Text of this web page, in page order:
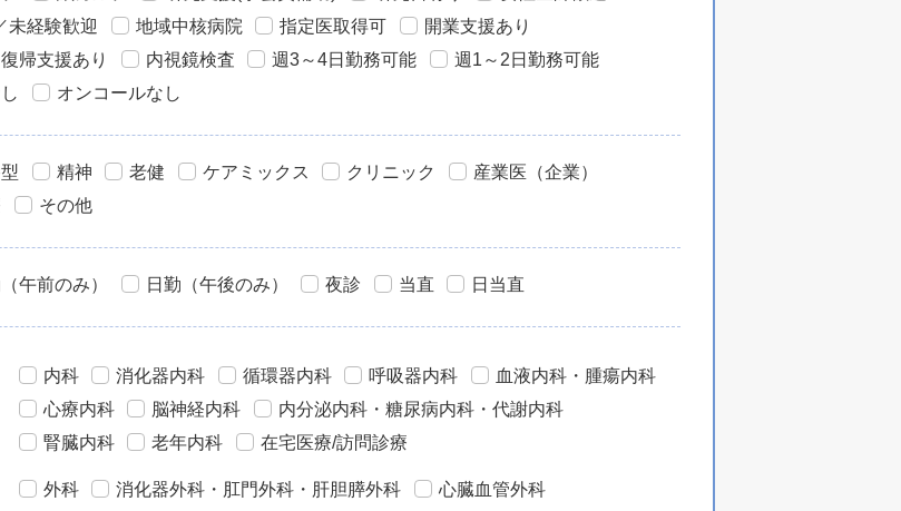
未経験歓迎 地域中核病院 指定医取得可
開業支援あり
復帰支援あり 内視鏡検査 週3～4日勤務可能
週1～2日勤務可能
オンコールなし
精神 老健 ケアミックス クリニック
産業医（企業）
その他
午前のみ） 日勤（午後のみ） 夜診 当直 日当直
内科 消化器内科 循環器内科 呼吸器内科
血液内科・腫瘍内科
心療内科
脳神経内科
内分泌内科・糖尿病内科・代謝内科
腎臓内科
老年内科 在宅医療/訪問診療
外科 消化器外科・肛門外科・肝胆膵外科
心臓血管外科